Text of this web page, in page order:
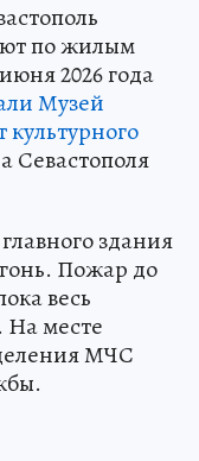
по жилым
2026 года
Музей
Севастополя
здания
Пожар до
весь
На месте
МЧС